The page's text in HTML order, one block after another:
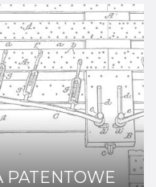
PATENTOWE